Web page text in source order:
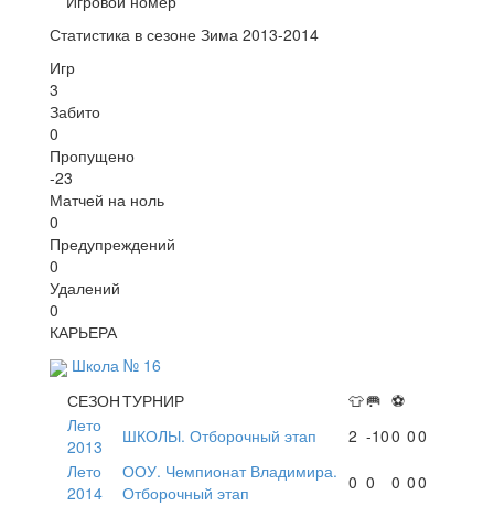
Статистика в сезоне Зима 2013-2014
Игр
3
Забито
0
Пропущено
-23
Матчей на ноль
0
Предупреждений
0
Удалений
0
КАРЬЕРА
Школа № 16
СЕЗОНТУРНИР 👕🥅 ⚽
Лето
2013
ШКОЛЫ. Отборочный этап 2 -100 00
Лето
2014
ООУ. Чемпионат Владимира.
Отборочный этап
0 0 0 00